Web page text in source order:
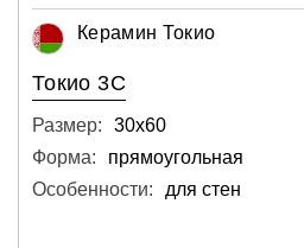
Керамин Токио
Токио 3С
Размер:
30х60
Форма:
прямоугольная
Особенности:
для стен